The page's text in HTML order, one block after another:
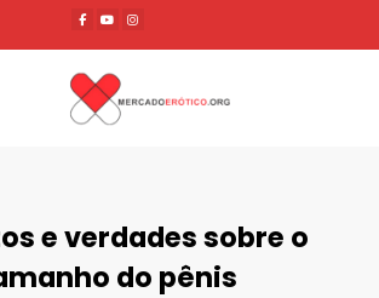
e verdades sobre o
do pênis